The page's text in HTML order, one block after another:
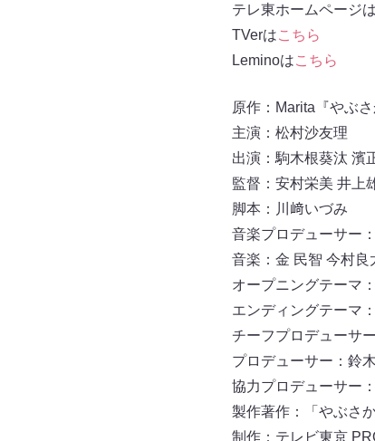
テレ東ホームページは
TVerはこちら
Leminoはこちら
原作：Marita『やぶ
主演：松村沙友理
出演：駒木根葵汰 濱
監督：安村栄美 井上
脚本：川﨑いづみ
音楽プロデューサー
音楽：金 民智 今村良
オープニングテーマ
エンディングテーマ
チーフプロデューサ
プロデューサー：鈴
協力プロデューサー
製作著作：「やぶさ
制作：テレビ東京